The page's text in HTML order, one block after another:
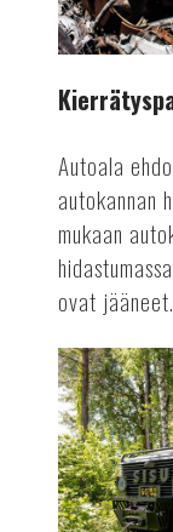
Autoala
autokannan
mukaan
ovat
Sisulla
ennätyksellinen
tilauskanta